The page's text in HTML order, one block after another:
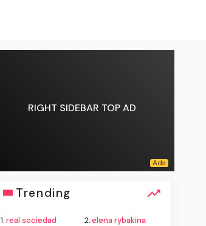
RIGHT SIDEBAR TOP AD
Trending
1.real sociedad 2.elena rybakina